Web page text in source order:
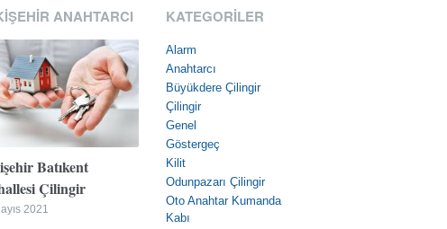
ANAHTARCI
Batıkent
Çilingir
2021
KATEGORILER
Alarm
Anahtarcı
Büyükdere Çilingir
Çilingir
Genel
Göstergeç
Kilit
Odunpazarı Çilingir
Oto Anahtar Kumanda
Kabı